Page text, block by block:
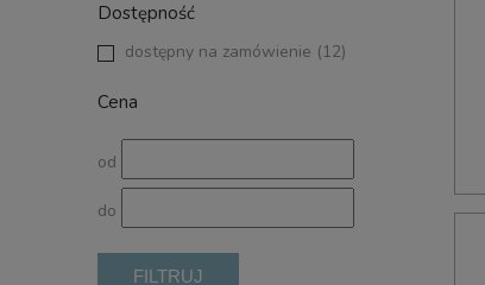
Dostępność
dostępny na zamówienie (12)
Cena
od
do
FILTRUJ